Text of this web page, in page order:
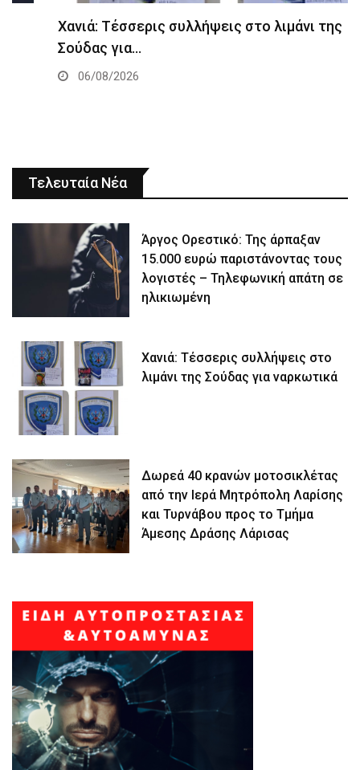
Χανιά: Τέσσερις συλλήψεις στο λιμάνι της
Σούδας για…
06/08/2026
Τελευταία Νέα
Άργος Ορεστικό: Της άρπαξαν
15.000 ευρώ παριστάνοντας τους
λογιστές – Τηλεφωνική απάτη σε
ηλικιωμένη
Χανιά: Τέσσερις συλλήψεις στο
λιμάνι της Σούδας για ναρκωτικά
Δωρεά 40 κρανών μοτοσικλέτας
από την Ιερά Μητρόπολη Λαρίσης
και Τυρνάβου προς το Τμήμα
Άμεσης Δράσης Λάρισας